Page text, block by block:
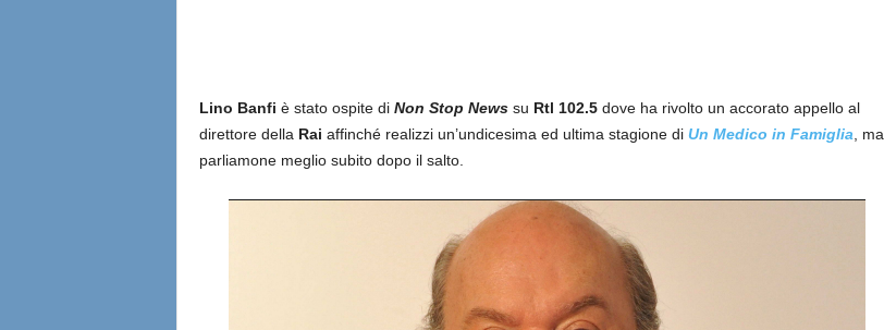
Lino Banfi è stato ospite di Non Stop Newssu Rtl 102.5dove ha rivolto un accorato appello al
direttore della Rai affinché realizzi un’undicesima ed ultima stagione di Un Medico in Famiglia , ma
parliamone meglio subito dopo il salto.